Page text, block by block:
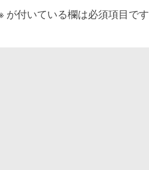
が付いている欄は必須項目です